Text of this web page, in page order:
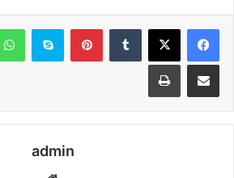
بينتيريستسكايب
مشاركة عبر البريد طباعة
admin